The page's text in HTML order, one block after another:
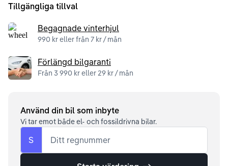
Tillgängliga tillval
Begagnade vinterhjul
990 kr eller från 7 kr / mån
Förlängd bilgaranti
Från 3 990 kr eller 29 kr / mån
Använd din bil som inbyte
Vi tar emot både el- och fossildrivna bilar.
S Ditt regnummer